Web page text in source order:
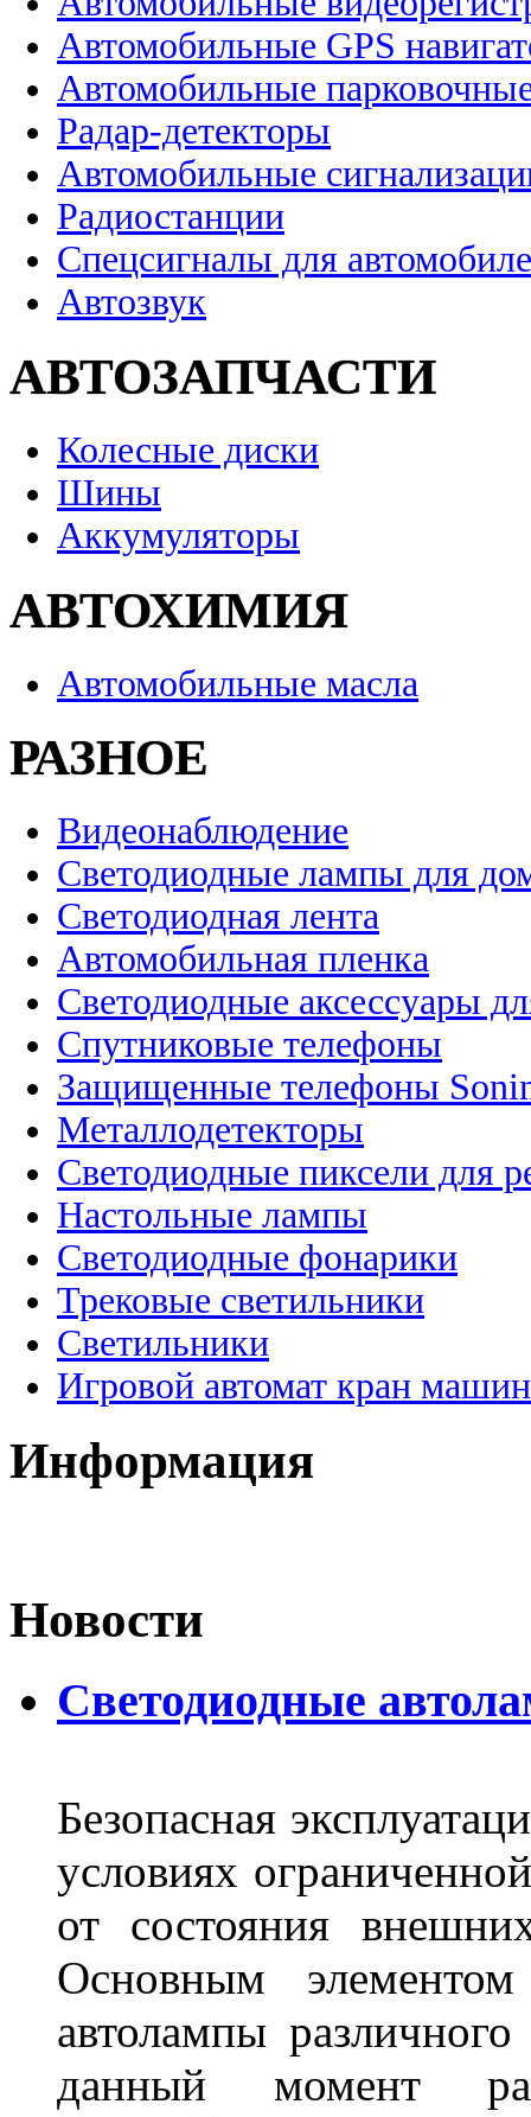
Автомобильные GPS
Автомобильные
Радар-детекторы
Автомобильные
Радиостанции
Спецсигналы для
Автозвук
АВТОЗАПЧАСТИ
Колесные диски
Шины
Аккумуляторы
АВТОХИМИЯ
Автомобильные масла
РАЗНОЕ
Видеонаблюдение
Светодиодные лампы для
Светодиодная лента
Автомобильная пленка
Светодиодные аксессуары
Спутниковые телефоны
Защищенные телефоны
Металлодетекторы
Светодиодные пиксели для
Настольные лампы
Светодиодные фонарики
Трековые светильники
Светильники
Игровой автомат кран
Информация
Новости
Светодиодные
Безопасная
условиях
от состояния
Основным
автолампы
данный момент